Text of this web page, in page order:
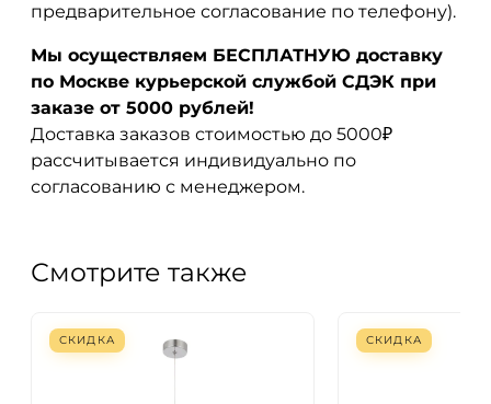
предварительное согласование по телефону).
Мы осуществляем БЕСПЛАТНУЮ доставку
по Москве курьерской службой СДЭК при
заказе от 5000 рублей!
Доставка заказов стоимостью до 5000₽
рассчитывается индивидуально по
согласованию с менеджером.
Смотрите также
СКИДКА СКИДКА